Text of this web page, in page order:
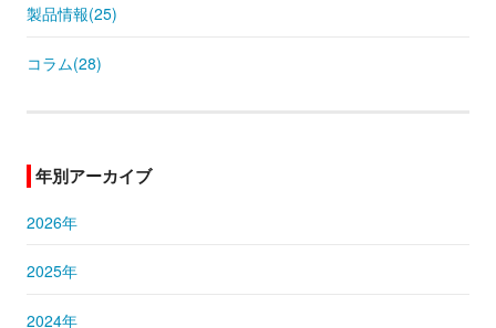
製品情報(25)
コラム(28)
年別アーカイブ
2026年
2025年
2024年